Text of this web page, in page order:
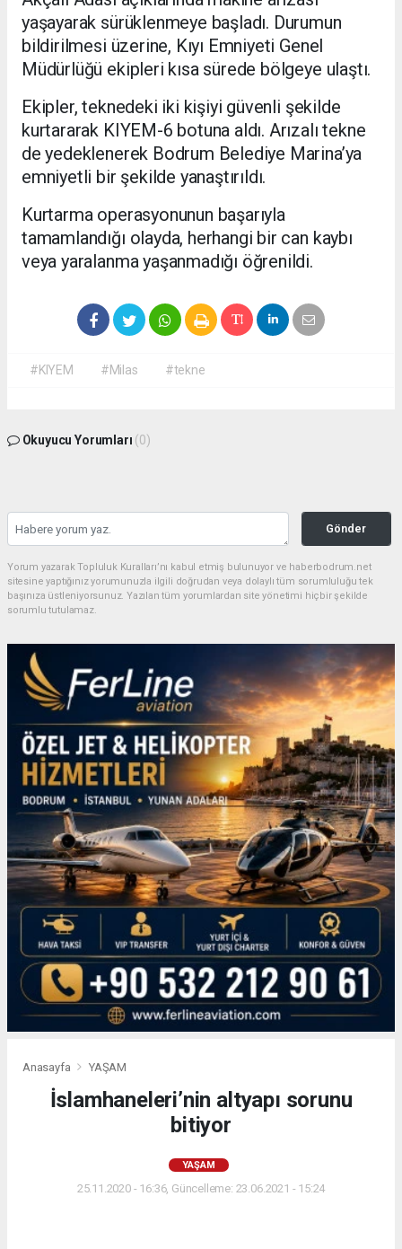
yaşayarak sürüklenmeye başladı. Durumun
bildirilmesi üzerine, Kıyı Emniyeti Genel
Müdürlüğü ekipleri kısa sürede bölgeye ulaştı.
Ekipler, teknedeki iki kişiyi güvenli şekilde
kurtararak KIYEM-6 botuna aldı. Arızalı tekne
de yedeklenerek Bodrum Belediye Marina’ya
emniyetli bir şekilde yanaştırıldı.
Kurtarma operasyonunun başarıyla
tamamlandığı olayda, herhangi bir can kaybı
veya yaralanma yaşanmadığı öğrenildi.
#KIYEM #Milas #tekne
Okuyucu Yorumları (0)
Gönder
Yorum yazarak Topluluk Kuralları’nı kabul etmiş bulunuyor ve haberbodrum.net
sitesine yaptığınız yorumunuzla ilgili doğrudan veya dolaylı tüm sorumluluğu tek
başınıza üstleniyorsunuz. Yazılan tüm yorumlardan site yönetimi hiçbir şekilde
sorumlu tutulamaz.
Anasayfa YAŞAM
İslamhaneleri’nin altyapı sorunu
bitiyor
YAŞAM
25.11.2020 - 16:36, Güncelleme: 23.06.2021 - 15:24